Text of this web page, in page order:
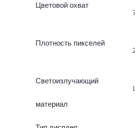
Цветовой охват
Плотность пикселей
Светоизлучающий
материал